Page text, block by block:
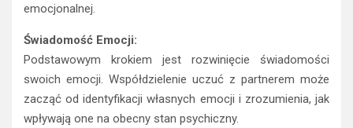
emocjonalnej.
Świadomość Emocji:
Podstawowym krokiem jest rozwinięcie świadomości
swoich emocji. Współdzielenie uczuć z partnerem może
zacząć od identyfikacji własnych emocji i zrozumienia, jak
wpływają one na obecny stan psychiczny.